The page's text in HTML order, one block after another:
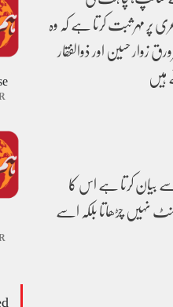
پر مہر ثبت کرتا ہے کہ وہ
حسین اور ذوالفقار
بیان کرتا ہے اس کا
نہیں چڑھاتا بلکہ اسے